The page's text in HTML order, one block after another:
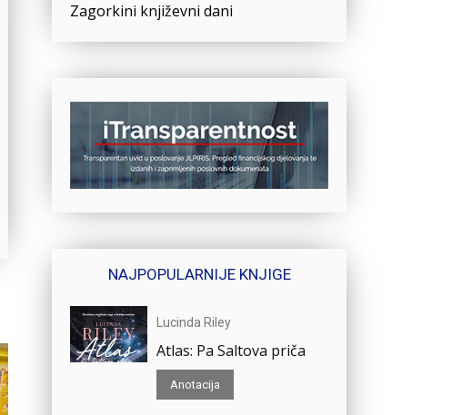
Zagorkini književni dani
NAJPOPULARNIJE KNJIGE
Lucinda Riley
Atlas: Pa Saltova priča
Anotacija